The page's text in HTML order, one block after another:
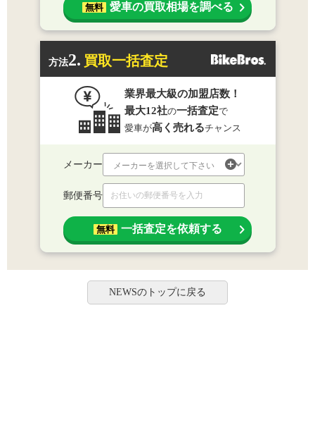
無料 愛車の買取相場を調べる
方法2. 買取一括査定
業界最大級の加盟店数！
最大12社の一括査定で
愛車が高く売れるチャンス
メーカー
郵便番号
無料 一括査定を依頼する
NEWSのトップに戻る